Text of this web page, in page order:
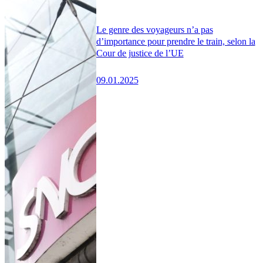
Le genre des voyageurs n’a pas
d’importance pour prendre le train, selon la
Cour de justice de l’UE
09.01.2025